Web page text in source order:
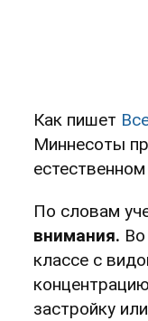
Как пишет
Миннесоты
По словам
внимания.
классе с
застройку